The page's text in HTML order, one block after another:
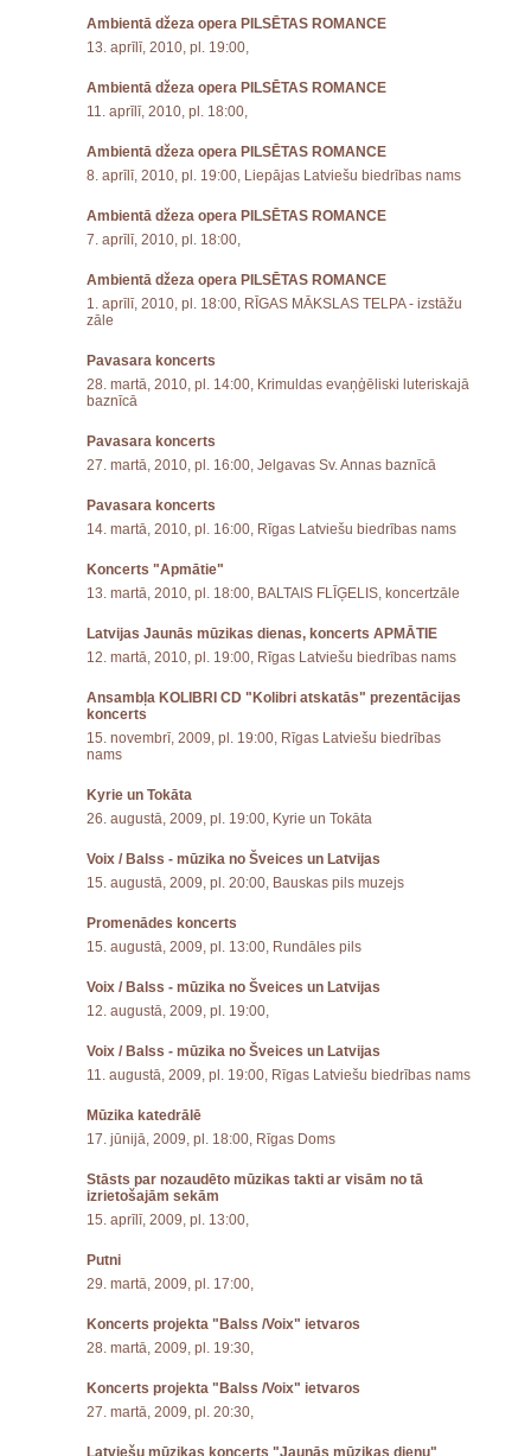
Ambientā džeza opera PILSĒTAS ROMANCE
13. aprīlī, 2010, pl. 19:00,
Ambientā džeza opera PILSĒTAS ROMANCE
11. aprīlī, 2010, pl. 18:00,
Ambientā džeza opera PILSĒTAS ROMANCE
8. aprīlī, 2010, pl. 19:00, Liepājas Latviešu biedrības nams
Ambientā džeza opera PILSĒTAS ROMANCE
7. aprīlī, 2010, pl. 18:00,
Ambientā džeza opera PILSĒTAS ROMANCE
1. aprīlī, 2010, pl. 18:00, RĪGAS MĀKSLAS TELPA - izstāžu
zāle
Pavasara koncerts
28. martā, 2010, pl. 14:00, Krimuldas evaņģēliski luteriskajā
baznīcā
Pavasara koncerts
27. martā, 2010, pl. 16:00, Jelgavas Sv. Annas baznīcā
Pavasara koncerts
14. martā, 2010, pl. 16:00, Rīgas Latviešu biedrības nams
Koncerts "Apmātie"
13. martā, 2010, pl. 18:00, BALTAIS FLĪĢELIS, koncertzāle
Latvijas Jaunās mūzikas dienas, koncerts APMĀTIE
12. martā, 2010, pl. 19:00, Rīgas Latviešu biedrības nams
Ansambļa KOLIBRI CD "Kolibri atskatās" prezentācijas
koncerts
15. novembrī, 2009, pl. 19:00, Rīgas Latviešu biedrības
nams
Kyrie un Tokāta
26. augustā, 2009, pl. 19:00, Kyrie un Tokāta
Voix / Balss - mūzika no Šveices un Latvijas
15. augustā, 2009, pl. 20:00, Bauskas pils muzejs
Promenādes koncerts
15. augustā, 2009, pl. 13:00, Rundāles pils
Voix / Balss - mūzika no Šveices un Latvijas
12. augustā, 2009, pl. 19:00,
Voix / Balss - mūzika no Šveices un Latvijas
11. augustā, 2009, pl. 19:00, Rīgas Latviešu biedrības nams
Mūzika katedrālē
17. jūnijā, 2009, pl. 18:00, Rīgas Doms
Stāsts par nozaudēto mūzikas takti ar visām no tā
izrietošajām sekām
15. aprīlī, 2009, pl. 13:00,
Putni
29. martā, 2009, pl. 17:00,
Koncerts projekta "Balss /Voix" ietvaros
28. martā, 2009, pl. 19:30,
Koncerts projekta "Balss /Voix" ietvaros
27. martā, 2009, pl. 20:30,
Latviešu mūzikas koncerts "Jaunās mūzikas dienu"